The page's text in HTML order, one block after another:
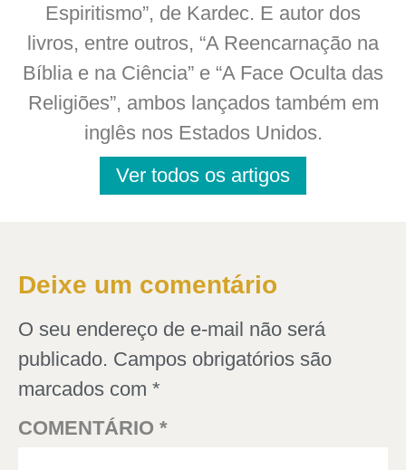
Espiritismo”, de Kardec. E autor dos
livros, entre outros, “A Reencarnação na
Bíblia e na Ciência” e “A Face Oculta das
Religiões”, ambos lançados também em
inglês nos Estados Unidos.
Ver todos os artigos
Deixe um comentário
O seu endereço de e-mail não será
publicado. Campos obrigatórios são
marcados com *
COMENTÁRIO *